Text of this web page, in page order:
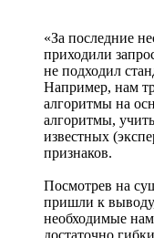
«За последние
приходили
не подходил
Например, нам
алгоритмы на
алгоритмы,
известных
признаков.
Посмотрев на
пришли к
необходимые